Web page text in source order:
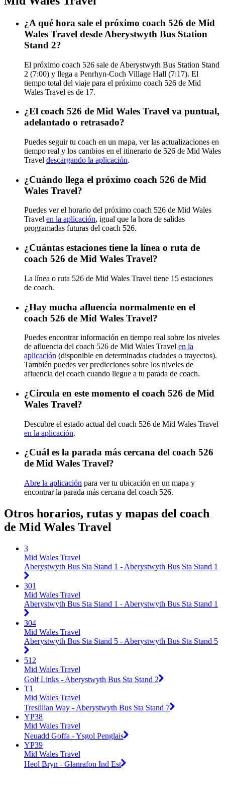
¿A qué hora sale el próximo coach 526 de Mid
Wales Travel desde Aberystwyth Bus Station
Stand 2?
El próximo coach 526 sale de Aberystwyth Bus Station Stand
2 (7:00) y llega a Penrhyn-Coch Village Hall (7:17). El
tiempo total del viaje para el próximo coach 526 de Mid
Wales Travel es de 17.
¿El coach 526 de Mid Wales Travel va puntual,
adelantado o retrasado?
Puedes seguir tu coach en un mapa, ver las actualizaciones en
tiempo real y los cambios en el itinerario de 526 de Mid Wales
Travel descargando la aplicación.
¿Cuándo llega el próximo coach 526 de Mid
Wales Travel?
Puedes ver el horario del próximo coach 526 de Mid Wales
Travel en la aplicación, igual que la hora de salidas
programadas futuras del coach 526.
¿Cuántas estaciones tiene la línea o ruta de
coach 526 de Mid Wales Travel?
La línea o ruta 526 de Mid Wales Travel tiene 15 estaciones
de coach.
¿Hay mucha afluencia normalmente en el
coach 526 de Mid Wales Travel?
Puedes encontrar información en tiempo real sobre los niveles
de afluencia del coach 526 de Mid Wales Travel en la
aplicación (disponible en determinadas ciudades o trayectos).
También puedes ver predicciones sobre los niveles de
afluencia del coach cuando llegue a tu parada de coach.
¿Circula en este momento el coach 526 de Mid
Wales Travel?
Descubre el estado actual del coach 526 de Mid Wales Travel
en la aplicación.
¿Cuál es la parada más cercana del coach 526
de Mid Wales Travel?
Abre la aplicación para ver tu ubicación en un mapa y
encontrar la parada más cercana del coach 526.
Otros horarios, rutas y mapas del coach
de Mid Wales Travel
3
Mid Wales Travel
Aberystwyth Bus Sta Stand 1 - Aberystwyth Bus Sta Stand 1
301
Mid Wales Travel
Aberystwyth Bus Sta Stand 1 - Aberystwyth Bus Sta Stand 1
304
Mid Wales Travel
Aberystwyth Bus Sta Stand 5 - Aberystwyth Bus Sta Stand 5
512
Mid Wales Travel
Golf Links - Aberystwyth Bus Sta Stand 2
T1
Mid Wales Travel
Tresillian Way - Aberystwyth Bus Sta Stand 7
YP38
Mid Wales Travel
Neuadd Goffa - Ysgol Penglais
YP39
Mid Wales Travel
Heol Bryn - Glanrafon Ind Est